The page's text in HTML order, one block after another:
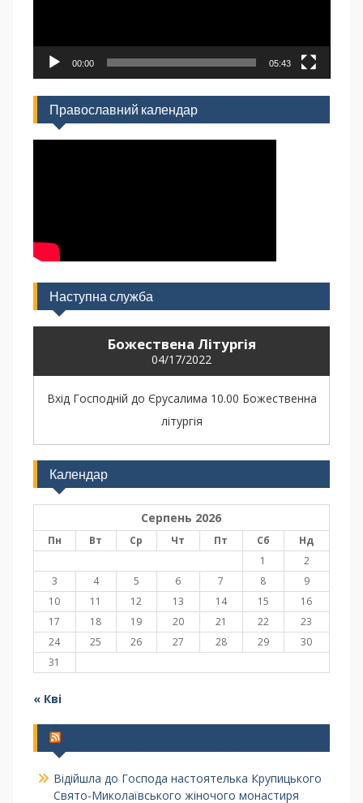
00:00 05:43
Православний календар
Наступна служба
Божествена Літургія
04/17/2022
Вхід Господній до Єрусалима 10.00 Божественна
літургія
Календар
Серпень 2026
Пн Вт Ср Чт Пт Сб
Нд
1
2
3
4 5 6 7 8
9
10
11 12 13 14 15
16
17
18 19 20 21 22
23
24
25 26 27 28 29
30
31
« Кві
Відійшла до Господа настоятелька Крупицького
Свято-Миколаївського жіночого монастиря